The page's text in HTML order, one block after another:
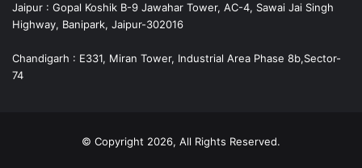
Jaipur : Gopal Koshik B-9 Jawahar Tower, AC-4, Sawai Jai Singh
Highway, Banipark, Jaipur-302016
Chandigarh : E331, Miran Tower, Industrial Area Phase 8b,Sector-
74
© Copyright 2026, All Rights Reserved.